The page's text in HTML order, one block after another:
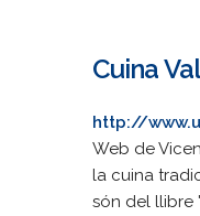
Cuina
http://
Web de
la cuina
són del llibre